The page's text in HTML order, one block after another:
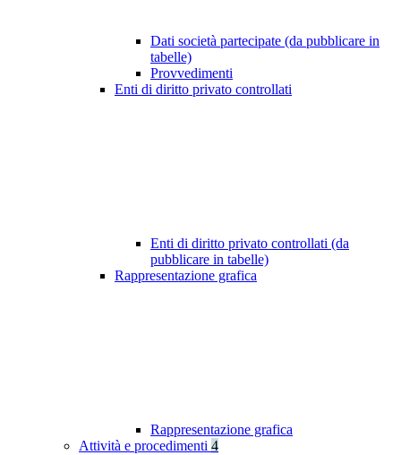
Dati società partecipate (da pubblicare in
tabelle)
Provvedimenti
Enti di diritto privato controllati
Enti di diritto privato controllati (da
pubblicare in tabelle)
Rappresentazione grafica
Rappresentazione grafica
Attività e procedimenti 4